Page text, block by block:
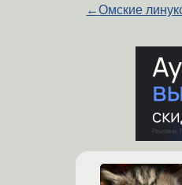
←Омские